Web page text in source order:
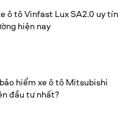
ô tô Vinfast Lux SA2.0 uy tín
hiện nay
hiểm xe ô tô Mitsubishi
đầu tư nhất?